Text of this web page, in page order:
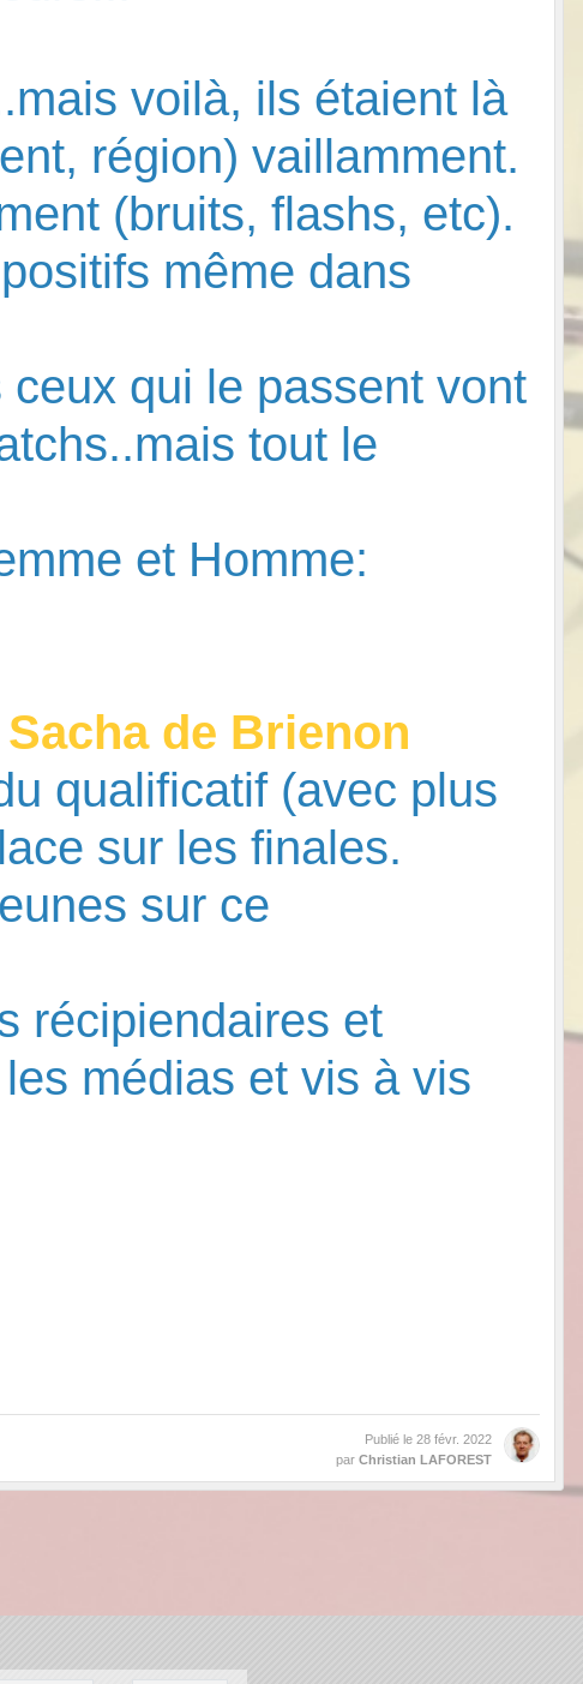
voilà, ils étaient là
région) vaillamment.
(bruits, flashs, etc).
même dans
qui le passent vont
tout le
et Homme:
de Brienon
qualificatif (avec plus
sur les finales.
sur ce
récipiendaires et
médias et vis à vis
Publié le 28 févr. 2022
par Christian LAFOREST